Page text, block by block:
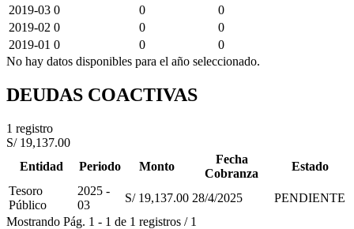
2019-03 0 0
0
2019-02 0 0
0
2019-01 0 0
0
No hay datos disponibles para el año seleccionado.
DEUDAS COACTIVAS
1 registro
S/ 19,137.00
Entidad
Periodo Monto
Fecha
Cobranza
Estado
Tesoro
Público
2025 -
03
S/ 19,137.00 28/4/2025
PENDIENTE
Mostrando Pág. 1 - 1 de 1 registros / 1